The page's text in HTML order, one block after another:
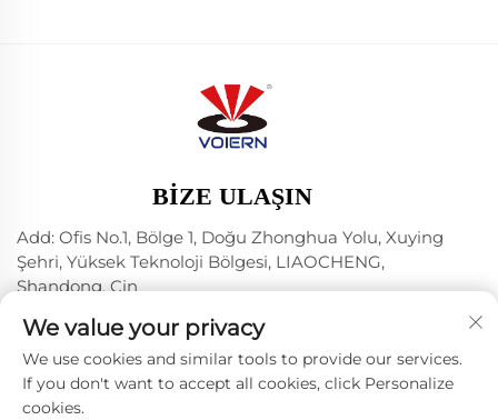
BIZE ULAŞIN
Add: Ofis No.1, Bölge 1, Doğu Zhonghua Yolu, Xuying
Şehri, Yüksek Teknoloji Bölgesi, LIAOCHENG,
Shandong, Çin
Tel:+86-635 8512218
E-posta: [email protected]
We value your privacy
We use cookies and similar tools to provide our services.
If you don't want to accept all cookies, click Personalize
cookies.